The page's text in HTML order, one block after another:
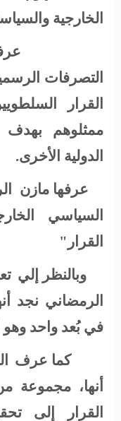
الخارجية
التصرفات
القرار
ممثلوهم بهدف
الدولية الأخرى.
عرفها مازن
السياسي
القرار"
وبالنظر إلي
الرمضاني نجد
في بُعد واحد وهو
كما عرف
أنها، مجموعة
القرار إلى